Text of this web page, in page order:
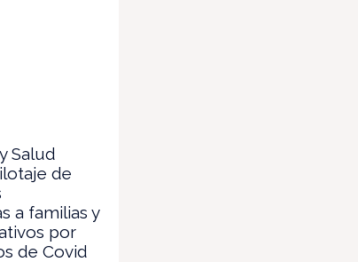
Salud
de
a familias y
por
de Covid